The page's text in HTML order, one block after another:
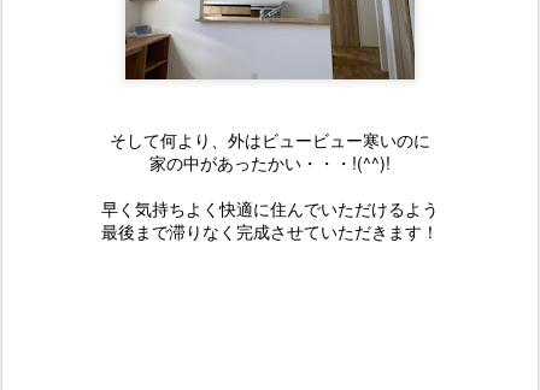
そして何より、外はビュービュー寒いのに
家の中があったかい・・・!(^^)!
早く気持ちよく快適に住んでいただけるよう
最後まで滞りなく完成させていただきます！